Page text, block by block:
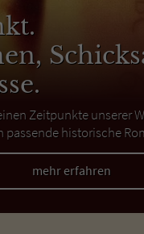
Zeitpunkte unserer
passende historische
mehr erfahren